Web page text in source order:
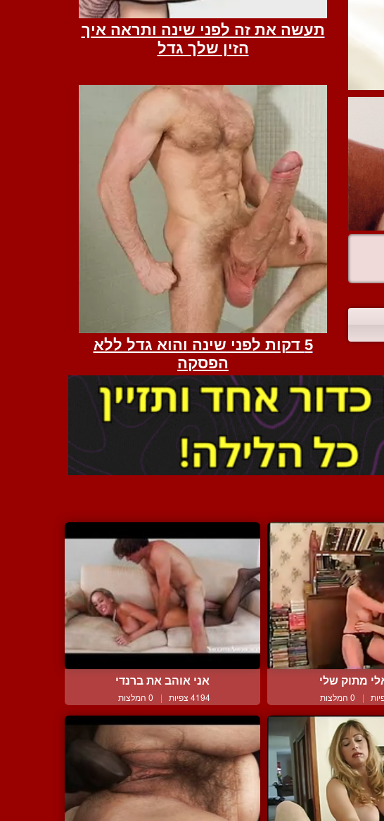
מתוק שלי
| 0 המלצות
אני אוהב את ברנדי
4194 צפיות | 0 המלצות